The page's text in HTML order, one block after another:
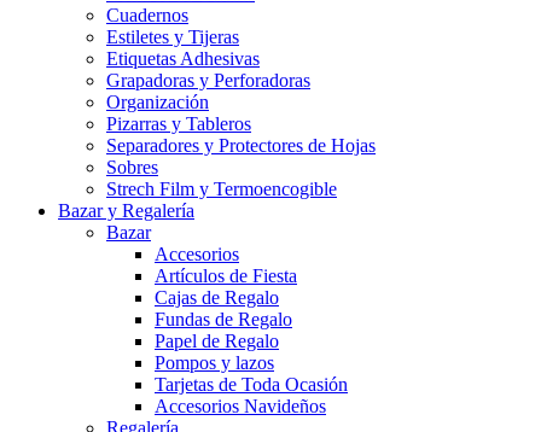
Cuadernos
Estiletes y Tijeras
Etiquetas Adhesivas
Grapadoras y Perforadoras
Organización
Pizarras y Tableros
Separadores y Protectores de Hojas
Sobres
Strech Film y Termoencogible
Bazar y Regalería
Bazar
Accesorios
Artículos de Fiesta
Cajas de Regalo
Fundas de Regalo
Papel de Regalo
Pompos y lazos
Tarjetas de Toda Ocasión
Accesorios Navideños
Regalería